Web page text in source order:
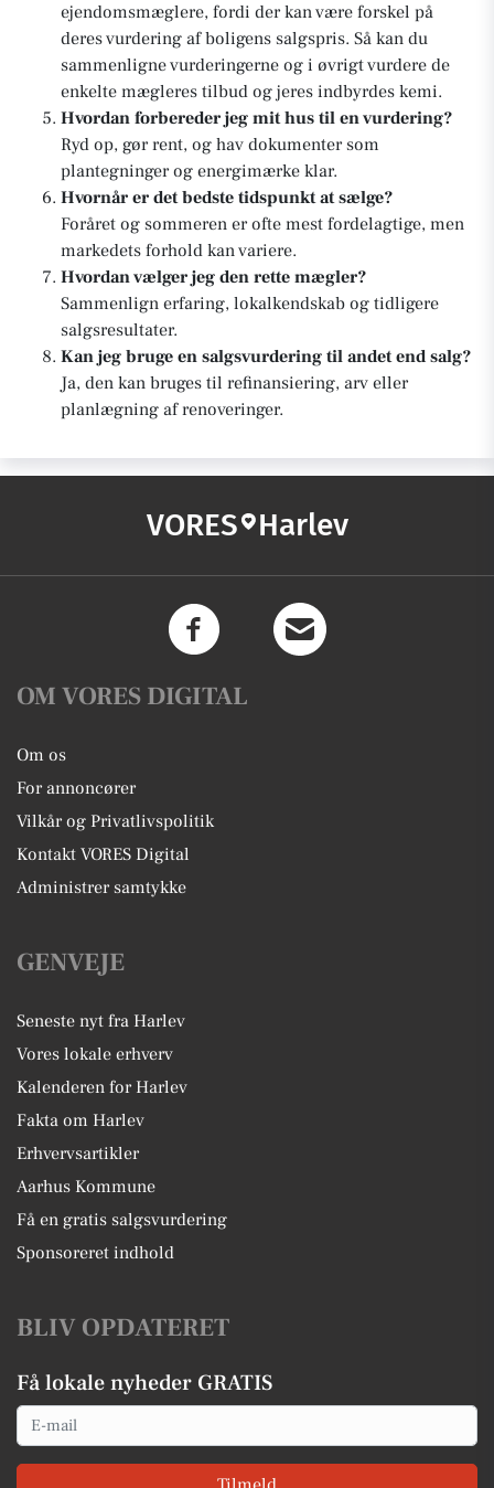
ejendomsmæglere, fordi der kan være forskel på
deres vurdering af boligens salgspris. Så kan du
sammenligne vurderingerne og i øvrigt vurdere de
enkelte mægleres tilbud og jeres indbyrdes kemi.
Hvordan forbereder jeg mit hus til en vurdering?
Ryd op, gør rent, og hav dokumenter som
plantegninger og energimærke klar.
Hvornår er det bedste tidspunkt at sælge?
Foråret og sommeren er ofte mest fordelagtige, men
markedets forhold kan variere.
Hvordan vælger jeg den rette mægler?
Sammenlign erfaring, lokalkendskab og tidligere
salgsresultater.
Kan jeg bruge en salgsvurdering til andet end salg?
Ja, den kan bruges til refinansiering, arv eller
planlægning af renoveringer.
VORES Harlev
OM VORES DIGITAL
Om os
For annoncører
Vilkår og Privatlivspolitik
Kontakt VORES Digital
Administrer samtykke
GENVEJE
Seneste nyt fra Harlev
Vores lokale erhverv
Kalenderen for Harlev
Fakta om Harlev
Erhvervsartikler
Aarhus Kommune
Få en gratis salgsvurdering
Sponsoreret indhold
BLIV OPDATERET
Få lokale nyheder GRATIS
Email